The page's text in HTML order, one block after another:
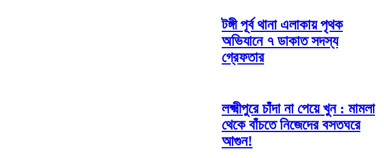
টঙ্গী পূর্ব থানা এলাকায় পৃথক
অভিযানে ৭ ডাকাত সদস্য
গ্রেফতার
লক্ষ্মীপুরে চাঁদা না পেয়ে খুন : মামলা
থেকে বাঁচতে নিজেদের বসতঘরে
আগুন!